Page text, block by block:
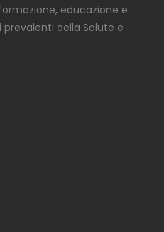
educazione e
della Salute e